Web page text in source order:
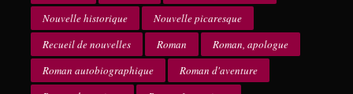
Nouvelle historique
Nouvelle picaresque
Recueil de nouvelles
Roman
Roman, apologue
Roman autobiographique
Roman d'aventure